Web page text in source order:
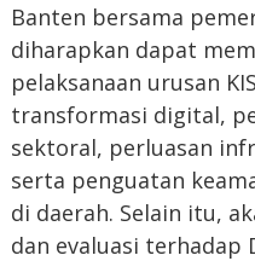
Banten bersama
diharapkan dapat
pelaksanaan urusan
transformasi digital,
sektoral, perluasan
serta penguatan
di daerah. Selain itu,
dan evaluasi terhadap